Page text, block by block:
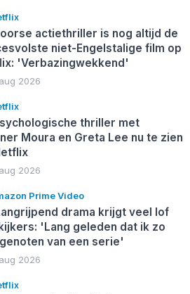
actiethriller is nog altijd de
niet-Engelstalige film op
'Verbazingwekkend'
2026
thriller met
Moura en Greta Lee nu te zien
2026
Prime Video
drama krijgt veel lof
'Lang geleden dat ik zo
van een serie'
2026